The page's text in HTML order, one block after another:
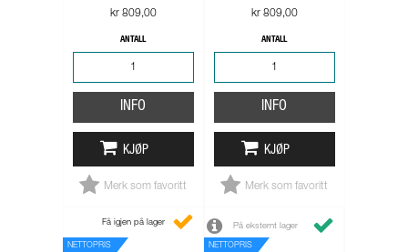
kr 809,00
ANTALL
INFO
KJØP
Merk som favoritt
kr 809,00
ANTALL
INFO
KJØP
Merk som favoritt
NETTOPRIS
Få igjen på lager
NETTOPRIS
På eksternt lager